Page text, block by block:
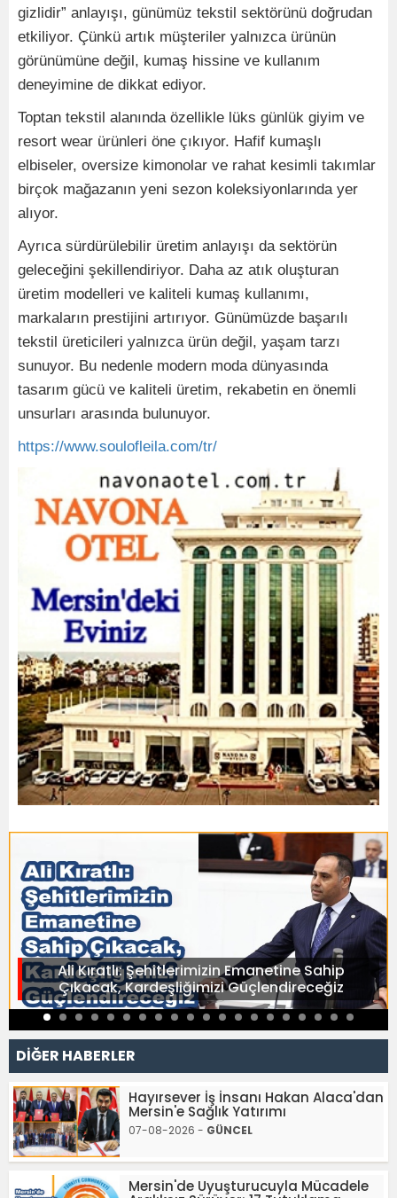
gizlidir” anlayışı, günümüz tekstil sektörünü doğrudan
etkiliyor. Çünkü artık müşteriler yalnızca ürünün
görünümüne değil, kumaş hissine ve kullanım
deneyimine de dikkat ediyor.
Toptan tekstil alanında özellikle lüks günlük giyim ve
resort wear ürünleri öne çıkıyor. Hafif kumaşlı
elbiseler, oversize kimonolar ve rahat kesimli takımlar
birçok mağazanın yeni sezon koleksiyonlarında yer
alıyor.
Ayrıca sürdürülebilir üretim anlayışı da sektörün
geleceğini şekillendiriyor. Daha az atık oluşturan
üretim modelleri ve kaliteli kumaş kullanımı,
markaların prestijini artırıyor. Günümüzde başarılı
tekstil üreticileri yalnızca ürün değil, yaşam tarzı
sunuyor. Bu nedenle modern moda dünyasında
tasarım gücü ve kaliteli üretim, rekabetin en önemli
unsurları arasında bulunuyor.
https://www.soulofleila.com/tr/
Ali Kıratlı: Şehitlerimizin Emanetine Sahip
Çıkacak, Kardeşliğimizi Güçlendireceğiz
DİĞER HABERLER
Hayırsever İş İnsanı Hakan Alaca'dan
Mersin'e Sağlık Yatırımı
07-08-2026 - GÜNCEL
Mersin'de Uyuşturucuyla Mücadele